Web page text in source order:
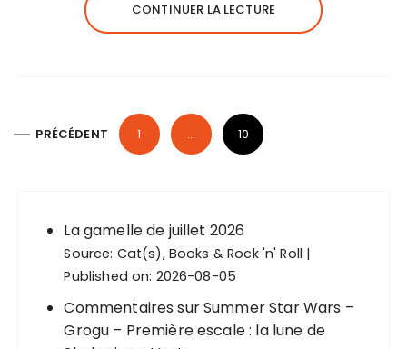
CONTINUER LA LECTURE
PRÉCÉDENT 1 … 10
La gamelle de juillet 2026
Source: Cat(s), Books & Rock 'n' Roll
Published on: 2026-08-05
Commentaires sur Summer Star Wars –
Grogu – Première escale : la lune de